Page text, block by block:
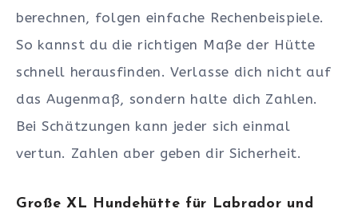
berechnen, folgen einfache Rechenbeispiele.
So kannst du die richtigen Maße der Hütte
schnell herausfinden. Verlasse dich nicht auf
das Augenmaß, sondern halte dich Zahlen.
Bei Schätzungen kann jeder sich einmal
vertun. Zahlen aber geben dir Sicherheit.
Große XL Hundehütte für Labrador und